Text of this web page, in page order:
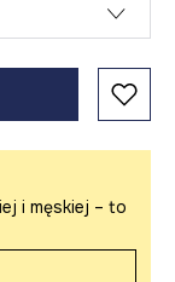
i męskiej – to